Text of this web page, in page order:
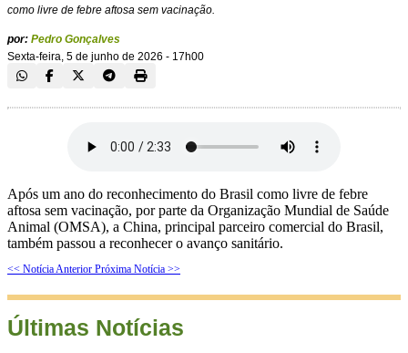
como livre de febre aftosa sem vacinação.
por: Pedro Gonçalves
Sexta-feira, 5 de junho de 2026 - 17h00
Após um ano do reconhecimento do Brasil como livre de febre
aftosa sem vacinação, por parte da Organização Mundial de Saúde
Animal (OMSA), a China, principal parceiro comercial do Brasil,
também passou a reconhecer o avanço sanitário.
<< Notícia Anterior Próxima Notícia >>
Últimas Notícias